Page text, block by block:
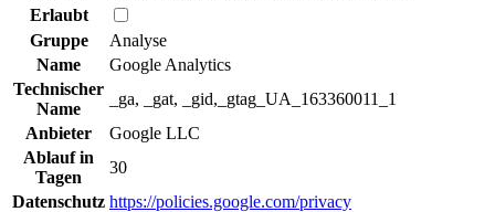
Erlaubt
Gruppe
Analyse
Name
Google Analytics
Technischer
Name
_ga, _gat, _gid,_gtag_UA_163360011_1
Anbieter
Google LLC
Ablauf in
Tagen
30
Datenschutz https://policies.google.com/privacy